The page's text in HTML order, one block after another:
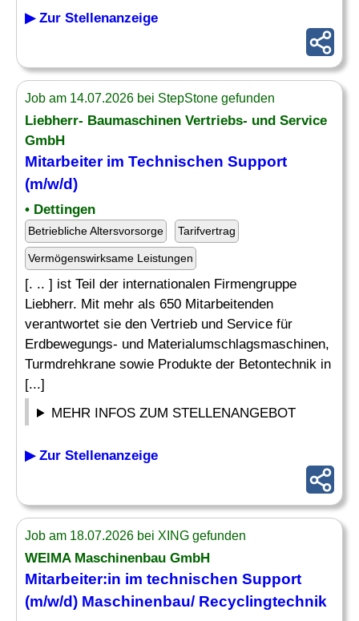
▶ Zur Stellenanzeige
Job am 14.07.2026 bei StepStone gefunden
Liebherr- Baumaschinen Vertriebs- und Service
GmbH
Mitarbeiter im Technischen Support
(m/w/d)
• Dettingen
Betriebliche Altersvorsorge Tarifvertrag
Vermögenswirksame Leistungen
[. .. ] ist Teil der internationalen Firmengruppe
Liebherr. Mit mehr als 650 Mitarbeitenden
verantwortet sie den Vertrieb und Service für
Erdbewegungs- und Materialumschlagsmaschinen,
Turmdrehkrane sowie Produkte der Betontechnik in
[...]
MEHR INFOS ZUM STELLENANGEBOT
▶ Zur Stellenanzeige
Job am 18.07.2026 bei XING gefunden
WEIMA Maschinenbau GmbH
Mitarbeiter:in im technischen Support
(m/w/d) Maschinenbau/ Recyclingtechnik